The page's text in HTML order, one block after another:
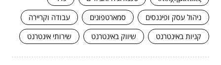
ניהול עסק ופיננסים
סמארטפונים
עבודה וקריירה
קניות באינטרנט
שיווק באינטרנט שירותי אינטרנט